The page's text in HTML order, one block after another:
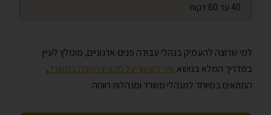
40 עד 60 דקות
למי שרוצה להעמיק בנהלי עבודה פנים-ארגוניים, מומלץ לעיין
במדריך המלא בנושא איך לשמור על מכונת הקפה במשרד,
המתאים במיוחד למנהלי משרד ומנהלות רווחה.